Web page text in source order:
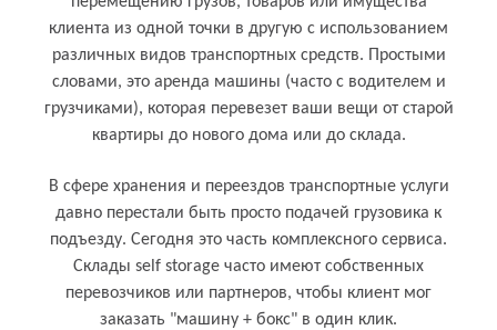
словами
клиента из одной точки в другую с использованием
различных видов транспортных средств. Простыми
словами, это аренда машины (часто с водителем и
грузчиками), которая перевезет ваши вещи от старой
квартиры до нового дома или до склада.
В сфере хранения и переездов транспортные услуги
давно перестали быть просто подачей грузовика к
подъезду. Сегодня это часть комплексного сервиса.
Склады self storage часто имеют собственных
перевозчиков или партнеров, чтобы клиент мог
заказать "машину + бокс" в один клик.